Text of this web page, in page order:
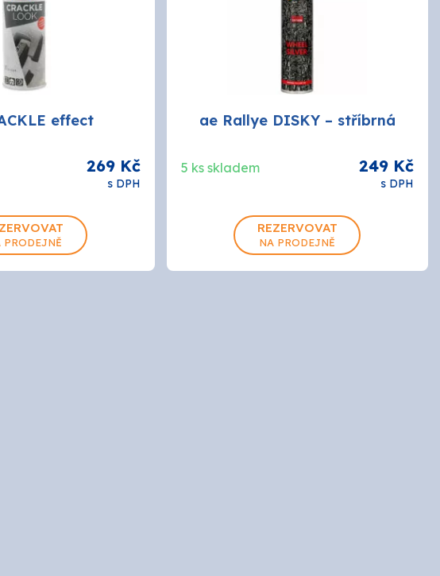
effect
269 Kč
s DPH
0.4L
PRODEJNĚ
ae Rallye DISKY – stříbrná
5 ks skladem 249 Kč
s DPH
0.6L
REZERVOVAT
NA PRODEJNĚ